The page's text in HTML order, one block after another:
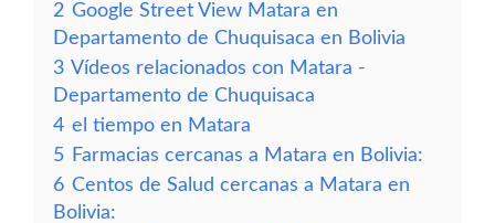
2 Google Street View Matara en
Departamento de Chuquisaca en Bolivia
3 Vídeos relacionados con Matara -
Departamento de Chuquisaca
4 el tiempo en Matara
5 Farmacias cercanas a Matara en Bolivia:
6 Centos de Salud cercanas a Matara en
Bolivia: